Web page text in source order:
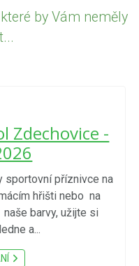
by Vám neměly
Zdechovice -
sportovní příznivce na
hřišti nebo na
barvy, užijte si
a...